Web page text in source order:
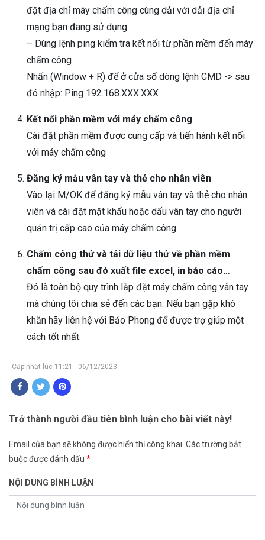
đặt địa chỉ máy chấm công cùng dải với dải địa chỉ
mạng bạn đang sử dụng.
– Dùng lệnh ping kiểm tra kết nối từ phần mềm đến máy
chấm công
Nhấn (Window + R) để ở cửa sổ dòng lệnh CMD -> sau
đó nhập: Ping 192.168.XXX.XXX
Kết nối phần mềm với máy chấm công
Cài đặt phần mềm được cung cấp và tiến hành kết nối
với máy chấm công
Đăng ký mẫu vân tay và thẻ cho nhân viên
Vào lại M/OK để đăng ký mẫu vân tay và thẻ cho nhân
viên và cài đặt mật khẩu hoặc dấu vân tay cho người
quản trị cấp cao của máy chấm công
Chấm công thử và tải dữ liệu thử về phần mềm
chấm công sau đó xuất file excel, in báo cáo…
Đó là toàn bộ quy trình lắp đặt máy chấm công vân tay
mà chúng tôi chia sẻ đến các bạn. Nếu bạn gặp khó
khăn hãy liên hệ với Bảo Phong để được trợ giúp một
cách tốt nhất.
Cập nhật lúc 11:21 - 06/12/2023
Trở thành người đầu tiên bình luận cho bài viết này!
Email của bạn sẽ không được hiển thị công khai. Các trường bắt
buộc được đánh dấu *
NỘI DUNG BÌNH LUẬN